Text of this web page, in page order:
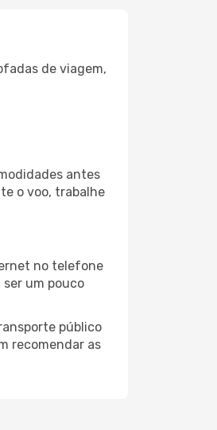
de viagem,
antes
o voo, trabalhe
no telefone
um pouco
público
recomendar as